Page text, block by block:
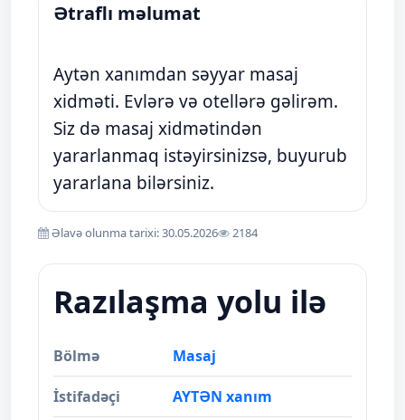
Ətraflı məlumat
Aytən xanımdan səyyar masaj
xidməti. Evlərə və otellərə gəlirəm.
Siz də masaj xidmətindən
yararlanmaq istəyirsinizsə, buyurub
yararlana bilərsiniz.
Əlavə olunma tarixi: 30.05.2026 2184
Razılaşma yolu ilə
Bölmə Masaj
İstifadəçi AYTƏN xanım